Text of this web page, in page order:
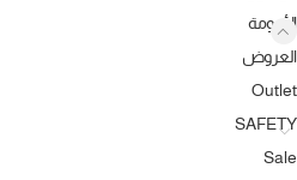
الأمومة
العروض
Outlet
SAFETY
Sale